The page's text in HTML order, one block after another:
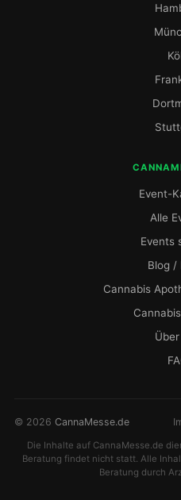
Event-
Alle
Events
Blog /
Cannabis
© 2026 CannaMesse.de
Die Inhalte auf CannaMesse.de
Beratung findet nicht statt. Alle
Beratung durch